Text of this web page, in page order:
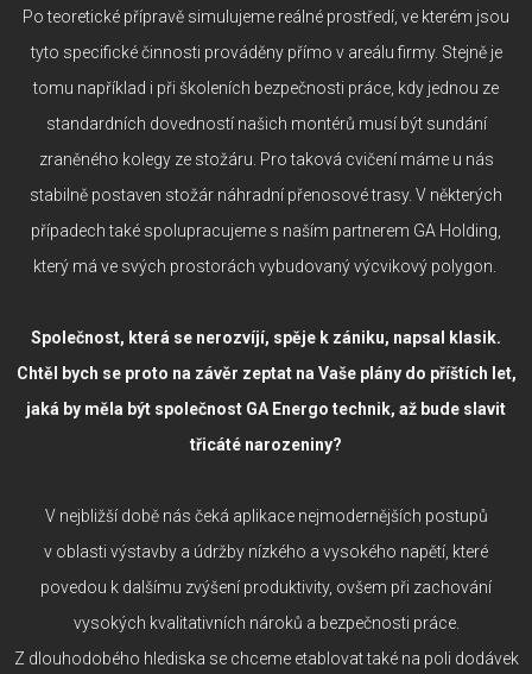
Po teoretické přípravě simulujeme reálné prostředí, ve kterém jsou
tyto specifické činnosti prováděny přímo v areálu firmy. Stejně je
tomu například i při školeních bezpečnosti práce, kdy jednou ze
standardních dovedností našich montérů musí být sundání
zraněného kolegy ze stožáru. Pro taková cvičení máme u nás
stabilně postaven stožár náhradní přenosové trasy. V některých
případech také spolupracujeme s naším partnerem GA Holding,
který má ve svých prostorách vybudovaný výcvikový polygon.
Společnost, která se nerozvíjí, spěje k zániku, napsal klasik.
Chtěl bych se proto na závěr zeptat na Vaše plány do příštích let,
jaká by měla být společnost GA Energo technik, až bude slavit
třicáté narozeniny?
V nejbližší době nás čeká aplikace nejmodernějších postupů
v oblasti výstavby a údržby nízkého a vysokého napětí, které
povedou k dalšímu zvýšení produktivity, ovšem při zachování
vysokých kvalitativních nároků a bezpečnosti práce.
Z dlouhodobého hlediska se chceme etablovat také na poli dodávek